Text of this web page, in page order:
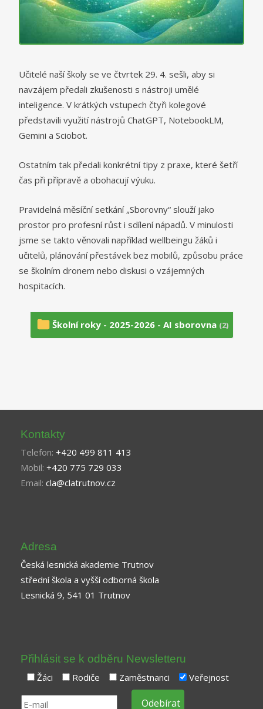
Učitelé naší školy se ve čtvrtek 29. 4. sešli, aby si
navzájem předali zkušenosti s nástroji umělé
inteligence. V krátkých vstupech čtyři kolegové
představili využití nástrojů ChatGPT, NotebookLM,
Gemini a Sciobot.
Ostatním tak předali konkrétní tipy z praxe, které šetří
čas při přípravě a obohacují výuku.
Pravidelná měsíční setkání „Sborovny“ slouží jako
prostor pro profesní růst i sdílení nápadů. V minulosti
jsme se takto věnovali například wellbeingu žáků i
učitelů, plánování přestávek bez mobilů, způsobu práce
se školním dronem nebo diskusi o vzájemných
hospitacích.
Školní roky - 2025-2026 - AI sborovna (2)
Kontakty
Telefon: +420 499 811 413
Mobil: +420 775 729 033
Email: cla@clatrutnov.cz
Adresa
Česká lesnická akademie Trutnov
střední škola a vyšší odborná škola
Lesnická 9, 541 01 Trutnov
Přihlásit se k odběru Newsletteru
Žáci Rodiče Zaměstnanci Veřejnost